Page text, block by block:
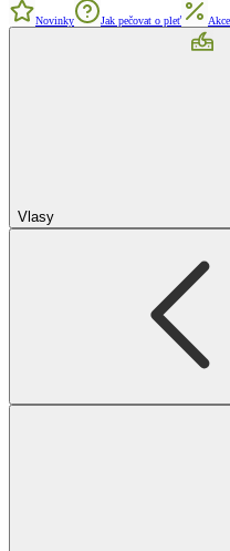
Novinky Jak pečovat o pleť Akce
Vlasy